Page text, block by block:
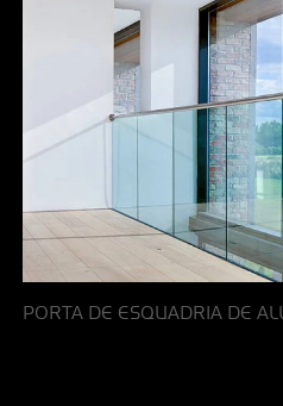
PORTA DE ESQUADRIA DE